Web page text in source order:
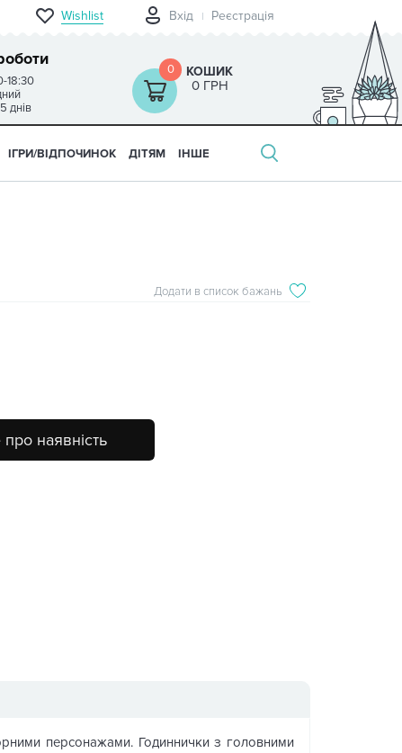
Wishlist Вхід Реєстрація
18:30
днів
0 КОШИК
0 ГРН
ІГРИ/ВІДПОЧИНОК ДІТЯМ ІНШЕ
Додати в список бажань
наявність
персонажами. Годиннички з головними